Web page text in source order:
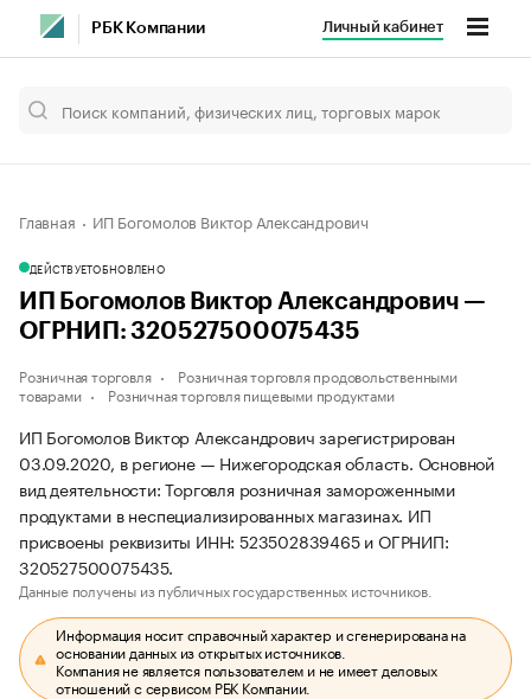
РБК Компании Личный кабинет
Главная ИП Богомолов Виктор Александрович
ДЕЙСТВУЕТОБНОВЛЕНО
ИП Богомолов Виктор Александрович —
ОГРНИП: 320527500075435
Розничная торговля
Розничная торговля продовольственными
товарами
Розничная торговля пищевыми продуктами
ИП Богомолов Виктор Александрович зарегистрирован
03.09.2020, в регионе — Нижегородская область. Основной
вид деятельности: Торговля розничная замороженными
продуктами в неспециализированных магазинах. ИП
присвоены реквизиты ИНН: 523502839465 и ОГРНИП:
320527500075435.
Данные получены из публичных государственных источников.
Информация носит справочный характер и сгенерирована на
основании данных из открытых источников.
Компания не является пользователем и не имеет деловых
отношений с сервисом РБК Компании.